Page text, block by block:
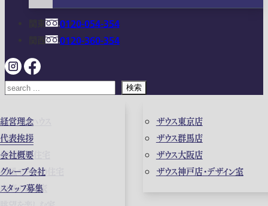
ガレージハウス
高級住宅
店舗併用住宅
和風モダンの住宅
中庭のある家
経営理念
代表挨拶
会社概要
グループ会社
スタッフ募集
ザウス東京店
ザウス群馬店
ザウス大阪店
ザウス神戸店・デザイン室
0120-054-354
0120-360-354
検索